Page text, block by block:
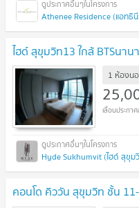
Athenee Residence (แอทธิ
ไฮด์ สุขุมวิท13 ใกล้ BTSนา
1 ห้องน
Hyde Sukhumvit (ไฮด์ สุขุม
คอนโด คิววัน สุขุมวิท ชั้น